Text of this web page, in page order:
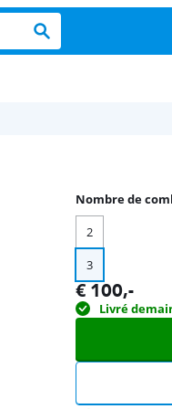
Nombre de
2
3
€100,-
Livré